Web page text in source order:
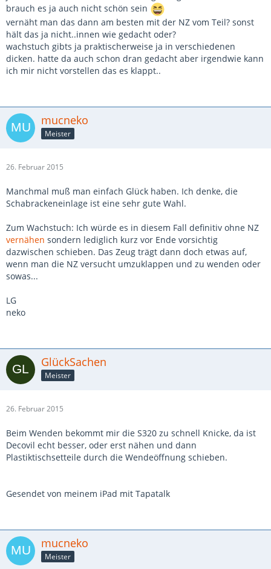
brauch es ja auch nicht schön sein
vernäht man das dann am besten mit der NZ vom Teil? sonst
hält das ja nicht..innen wie gedacht oder?
wachstuch gibts ja praktischerweise ja in verschiedenen
dicken. hatte da auch schon dran gedacht aber irgendwie kann
ich mir nicht vorstellen das es klappt..
mucneko
Meister
26. Februar 2015
Manchmal muß man einfach Glück haben. Ich denke, die
Schabrackeneinlage ist eine sehr gute Wahl.
Zum Wachstuch: Ich würde es in diesem Fall definitiv ohne NZ
vernähen sondern lediglich kurz vor Ende vorsichtig
dazwischen schieben. Das Zeug trägt dann doch etwas auf,
wenn man die NZ versucht umzuklappen und zu wenden oder
sowas...
LG
neko
GlückSachen
Meister
26. Februar 2015
Beim Wenden bekommt mir die S320 zu schnell Knicke, da ist
Decovil echt besser, oder erst nähen und dann
Plastiktischsetteile durch die Wendeöffnung schieben.
Gesendet von meinem iPad mit Tapatalk
mucneko
Meister